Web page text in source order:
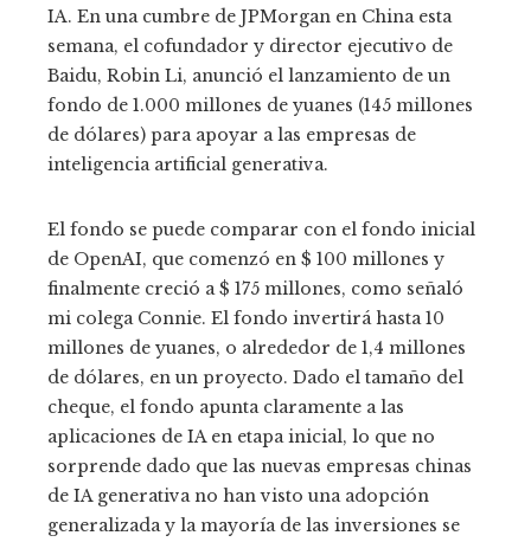
IA. En una cumbre de JPMorgan en China esta
semana, el cofundador y director ejecutivo de
Baidu, Robin Li, anunció el lanzamiento de un
fondo de 1.000 millones de yuanes (145 millones
de dólares) para apoyar a las empresas de
inteligencia artificial generativa.
El fondo se puede comparar con el fondo inicial
de OpenAI, que comenzó en $ 100 millones y
finalmente creció a $ 175 millones, como señaló
mi colega Connie. El fondo invertirá hasta 10
millones de yuanes, o alrededor de 1,4 millones
de dólares, en un proyecto. Dado el tamaño del
cheque, el fondo apunta claramente a las
aplicaciones de IA en etapa inicial, lo que no
sorprende dado que las nuevas empresas chinas
de IA generativa no han visto una adopción
generalizada y la mayoría de las inversiones se